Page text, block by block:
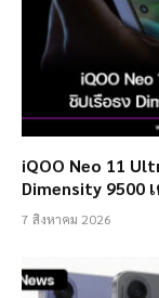
iQOO Neo 11
Dimensity 9500
7 สิงหาคม 2026